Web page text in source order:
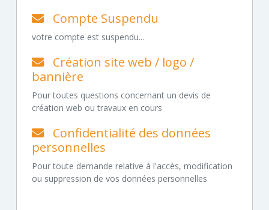
Compte Suspendu
votre compte est suspendu...
Création site web / logo /
bannière
Pour toutes questions concernant un devis de
création web ou travaux en cours
Confidentialité des données
personnelles
Pour toute demande relative à l'accès, modification
ou suppression de vos données personnelles